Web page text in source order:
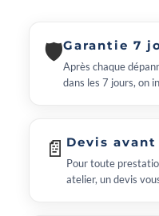
🛡Garantie 7
Après chaque
dans les 7 jours, on
📄 Devis
Pour toute
atelier, un devis